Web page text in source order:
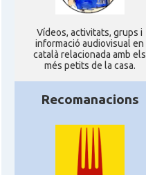
Ví­deos, activitats, grups i
informació audiovisual en
català relacionada amb els
més petits de la casa.
Recomanacions